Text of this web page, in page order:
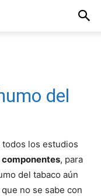
del
todos los estudios
, para
del tabaco aún
no se sabe con